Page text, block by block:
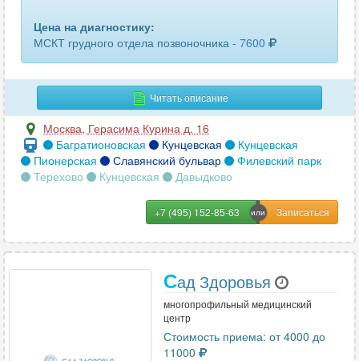
Цена на диагностику:
МСКТ грудного отдела позвоночника - 7600
Читать описание
Москва, Герасима Курина д. 16
Багратионовская
Кунцевская
Кунцевская
Пионерская
Славянский бульвар
Филевский парк
Терехово
Кунцевская Давыдково
+7 (495) 152-85-63
Сад Здоровья
многопрофильный медицинский
центр
Стоимость приема: от 4000 до
11000